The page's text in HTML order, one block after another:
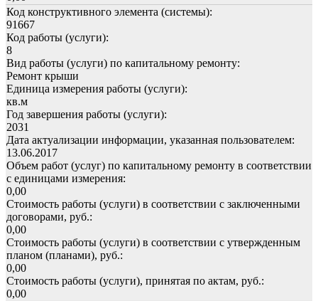
Код конструктивного элемента (системы):
91667
Код работы (услуги):
8
Вид работы (услуги) по капитальному ремонту:
Ремонт крыши
Единица измерения работы (услуги):
кв.м
Год завершения работы (услуги):
2031
Дата актуализации информации, указанная пользователем:
13.06.2017
Объем работ (услуг) по капитальному ремонту в соответствии
с единицами измерения:
0,00
Стоимость работы (услуги) в соответствии с заключенными
договорами, руб.:
0,00
Стоимость работы (услуги) в соответствии с утвержденным
планом (планами), руб.:
0,00
Стоимость работы (услуги), принятая по актам, руб.:
0,00